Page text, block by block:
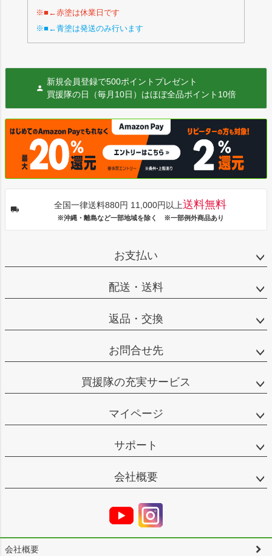
※■←赤塗は休業日です
※■←青塗は発送のみ行います
新規会員登録で500ポイントプレゼント
買援隊の日（毎月10日）はほぼ全品ポイント10倍
全国一律送料880円 11,000円以上送料無料
※沖縄・離島など一部地域を除く ※一部例外商品あり
お支払い
配送・送料
返品・交換
お問合せ先
買援隊の充実サービス
マイページ
サポート
会社概要
会社概要